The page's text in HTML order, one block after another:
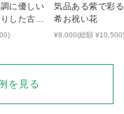
に優しい
した古希
気品ある紫で彩
希お祝い花
¥8,000(総額
を見る